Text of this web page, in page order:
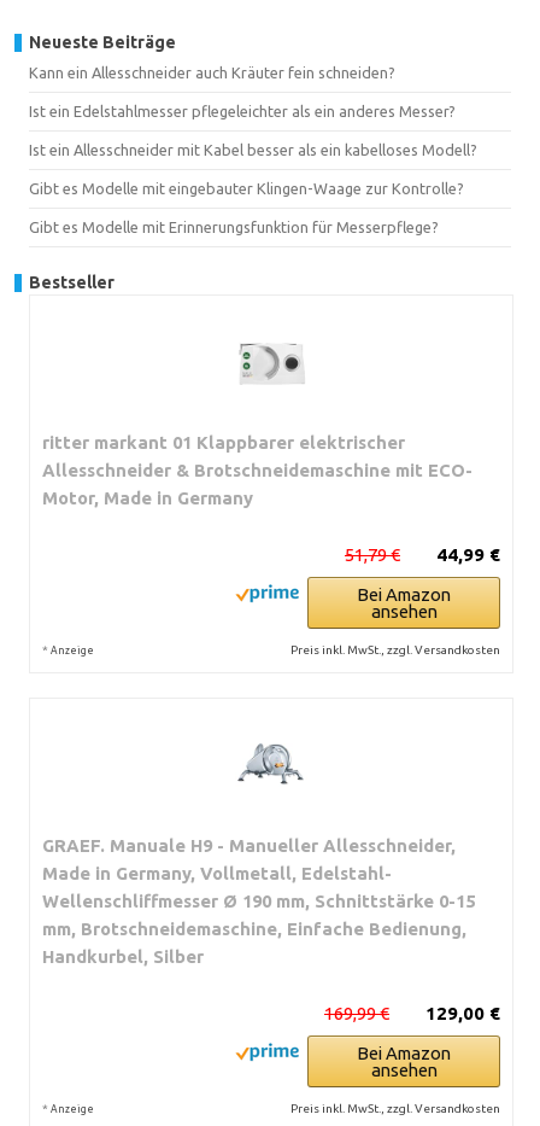
Neueste Beiträge
Kann ein Allesschneider auch Kräuter fein schneiden?
Ist ein Edelstahlmesser pflegeleichter als ein anderes Messer?
Ist ein Allesschneider mit Kabel besser als ein kabelloses Modell?
Gibt es Modelle mit eingebauter Klingen-Waage zur Kontrolle?
Gibt es Modelle mit Erinnerungsfunktion für Messerpflege?
Bestseller
ritter markant 01 Klappbarer elektrischer
Allesschneider & Brotschneidemaschine mit ECO-
Motor, Made in Germany
44,99 €
51,79 €
Bei Amazon
ansehen
* Anzeige Preis inkl. MwSt., zzgl. Versandkosten
GRAEF. Manuale H9 - Manueller Allesschneider,
Made in Germany, Vollmetall, Edelstahl-
Wellenschliffmesser Ø 190 mm, Schnittstärke 0-15
mm, Brotschneidemaschine, Einfache Bedienung,
Handkurbel, Silber
129,00 €
169,99 €
Bei Amazon
ansehen
* Anzeige Preis inkl. MwSt., zzgl. Versandkosten